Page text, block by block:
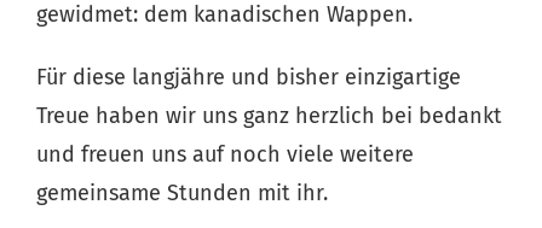
gewidmet: dem kanadischen Wappen.
Für diese langjähre und bisher einzigartige
Treue haben wir uns ganz herzlich bei bedankt
und freuen uns auf noch viele weitere
gemeinsame Stunden mit ihr.